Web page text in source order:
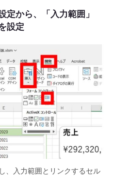
定から、「入力範囲」
設定
、入力範囲とリンクするセル